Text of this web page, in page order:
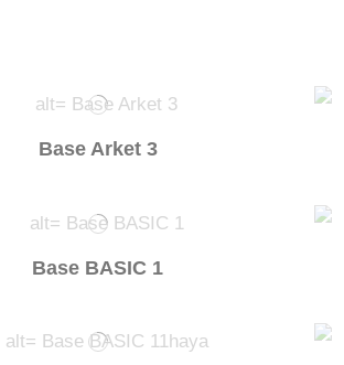
Base Arket 3
Base BASIC 1